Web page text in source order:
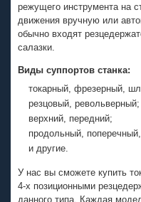
режущего инструмента на
движения вручную или
обычно входят
салазки.
Виды суппортов станка:
токарный, фрезерный,
резцовый, револьверный;
верхний, передний;
продольный,
и другие.
У нас вы сможете купить
4-х позиционными
данного типа. Каждая